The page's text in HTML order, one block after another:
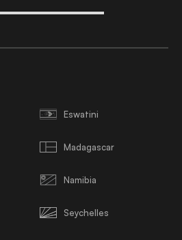
Eswatini
Madagascar
Namibia
Seychelles